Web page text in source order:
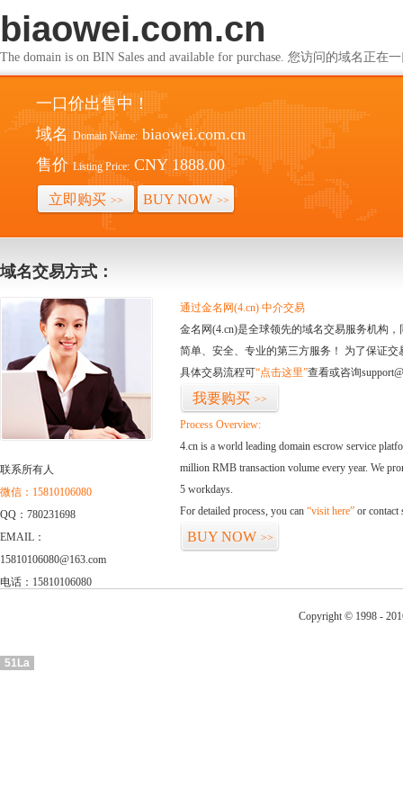
biaowei.com.cn
The domain is on BIN Sales and available for purchase. 您访问的域名正在
一口价出售中！
域名 Domain Name: biaowei.com.cn
售价 Listing Price: CNY 1888.00
立即购买 >> BUY NOW >>
域名交易方式：
联系所有人
微信：15810106080
QQ：780231698
EMAIL：
15810106080@163.com
电话：15810106080
通过金名网(4.cn) 中介交易
金名网(4.cn)是全球领先的域名交易服务机构
简单、安全、专业的第三方服务！ 为了保证
具体交易流程可“点击这里”查看或咨询
我要购买 >>
Process Overview:
4.cn is a world leading domain escrow service
million RMB transaction volume every year. We
5 workdays.
For detailed process, you can “visit here” or contact
BUY NOW >>
Copyright © 1998 -
51La